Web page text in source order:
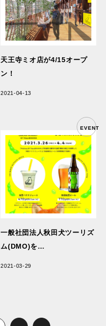
天王寺ミオ店が4/15オープ
ン！
2021-04-13
EVENT
一般社団法人秋田犬ツーリズ
ム(DMO)を…
2021-03-29